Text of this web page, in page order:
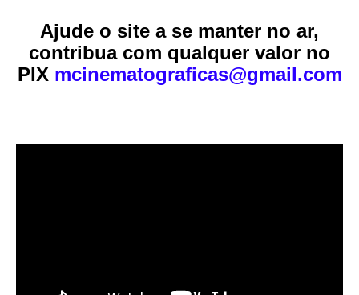
Ajude o site a se manter no ar,
contribua com qualquer valor no
PIX mcinematograficas@gmail.com